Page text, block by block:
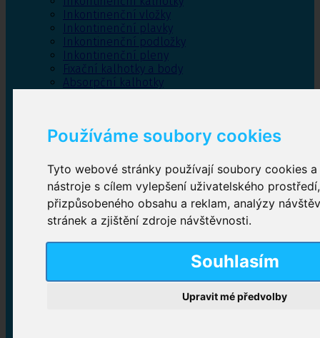
Používáme soubory cookies
Tyto webové stránky používají soubory cookies
nástroje s cílem vylepšení uživatelského
přizpůsobeného obsahu a reklam, analýzy
stránek a zjištění zdroje návštěvnosti.
Souhlasím
Upravit mé předvolby
Inkontinenční vložky
Inkontinenční plavky
Inkontinenční podložky
Inkontinenční pleny
Fixační kalhotky a body
Absorpční kalhotky
Inkontinenční kalhotky
Plenkové kalhotky navlékací,Plenkové kalhotky
zalepovací,Inkontinenční kalhotky dámské
Inkontinenční vložky